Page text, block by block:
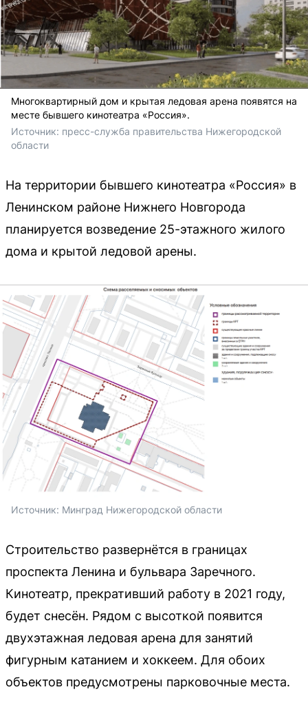
Многоквартирный дом и крытая ледовая арена появятся на
месте бывшего кинотеатра «Россия».
Источник: пресс-служба правительства Нижегородской
области
На территории бывшего кинотеатра «Россия» в
Ленинском районе Нижнего Новгорода
планируется возведение 25-этажного жилого
дома и крытой ледовой арены.
Источник: Минград Нижегородской области
Строительство развернётся в границах
проспекта Ленина и бульвара Заречного.
Кинотеатр, прекративший работу в 2021 году,
будет снесён. Рядом с высоткой появится
двухэтажная ледовая арена для занятий
фигурным катанием и хоккеем. Для обоих
объектов предусмотрены парковочные места.